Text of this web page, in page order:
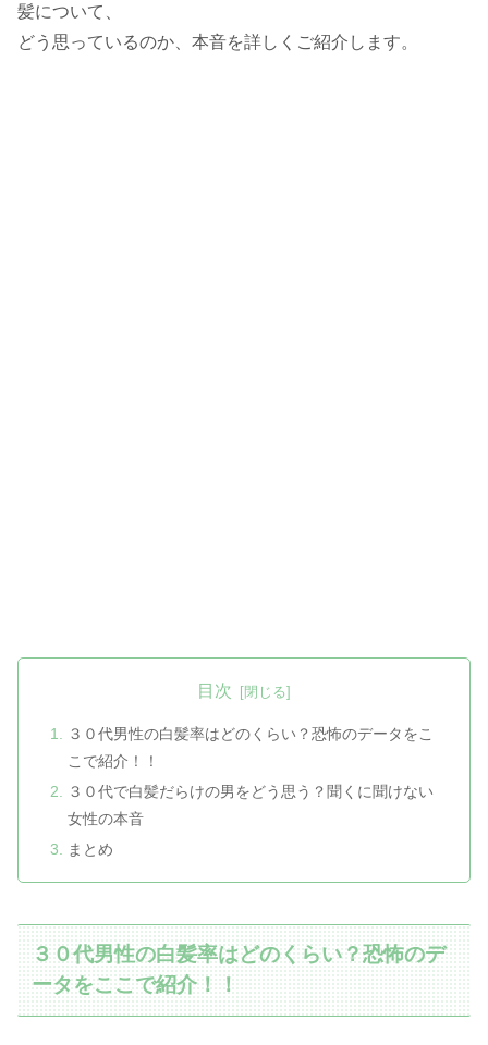
髪について、
どう思っているのか、本音を詳しくご紹介します。
目次
３０代男性の白髪率はどのくらい？恐怖のデータをこ
こで紹介！！
３０代で白髪だらけの男をどう思う？聞くに聞けない
女性の本音
まとめ
３０代男性の白髪率はどのくらい？恐怖のデ
ータをここで紹介！！